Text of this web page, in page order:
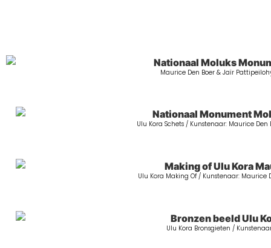
Maurice Den Boer & Jaïr
Ulu Kora Schets / Kunstenaar: Maurice Den
Ulu Kora Making Of / Kunstenaar: Maurice
Ulu Kora Bronsgieten /